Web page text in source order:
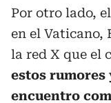
Por otro lado,
en el Vaticano,
la red X que el
estos rumores
encuentro